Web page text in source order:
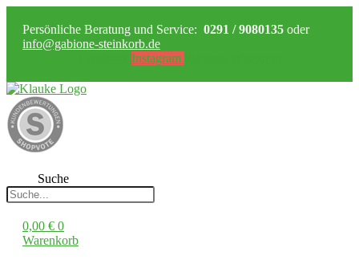
Persönliche Beratung und Service: 0291 / 9080135 oder
info@gabione-steinkorb.de
Instagram
Suche
0,00 € 0
Warenkorb